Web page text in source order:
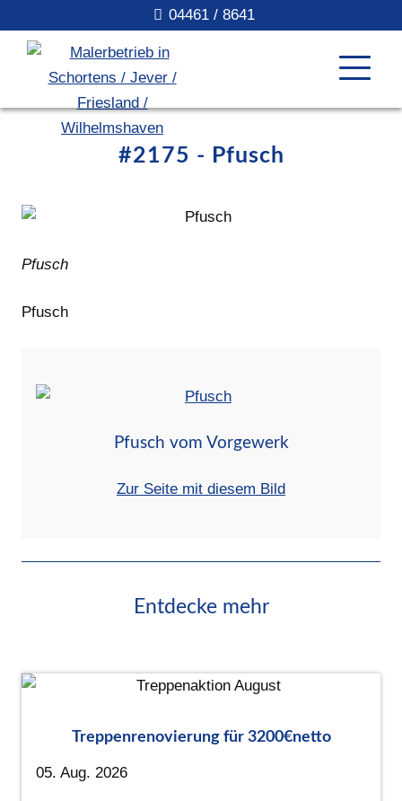
04461 / 8641
#2175 - Pfusch
Pfusch
Pfusch
Pfusch vom Vorgewerk
Zur Seite mit diesem Bild
Entdecke mehr
Treppenrenovierung für 3200€netto
05. Aug. 2026